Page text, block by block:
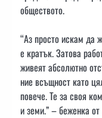
обществото.
“Аз просто искам да
е кратък. Затова
живеят абсолютно
ние всъщност като
повече. Те за своя
и земи.” – беженка